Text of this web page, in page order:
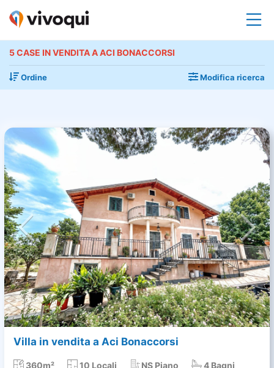
5 CASE IN VENDITA A ACI BONACCORSI
Ordine Modifica ricerca
Villa in vendita a Aci Bonaccorsi
360m² 10 Locali NS Piano 4 Bagni